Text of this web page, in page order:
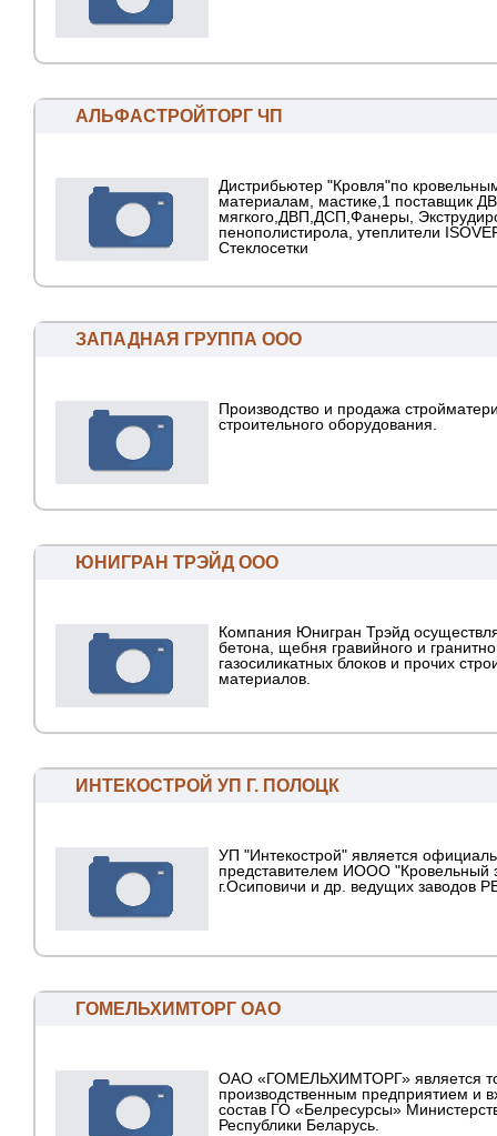
АЛЬФАСТРОЙТОРГ ЧП
Дистрибьютер "Кровля"по
материалам, мастике,1 поставщик
мягкого,ДВП,ДСП,Фанеры,
пенополистирола, утеплители
Стеклосетки
ЗАПАДНАЯ ГРУППА ООО
Производство и продажа
строительного оборудования.
ЮНИГРАН ТРЭЙД ООО
Компания Юнигран Трэйд
бетона, щебня гравийного и
газосиликатных блоков и прочих
материалов.
ИНТЕКОСТРОЙ УП Г. ПОЛОЦК
УП "Интекострой" является
представителем ИООО "Кровельный
г.Осиповичи и др. ведущих заводов
ГОМЕЛЬХИМТОРГ ОАО
ОАО «ГОМЕЛЬХИМТОРГ» является
производственным предприятием и
состав ГО «Белресурсы»
Республики Беларусь.